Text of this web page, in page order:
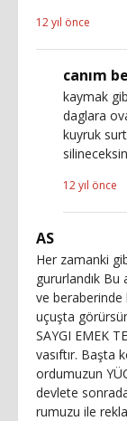
12 yıl önce
canım
kaymak
daglara
kuyruk
12 yıl önce
AS
Her zamanki
gururlandık Bu
ve
uçuşta
SAYGI EMEK
vasıftır. Başta
ordumuzun
devlete
rumuzu ile